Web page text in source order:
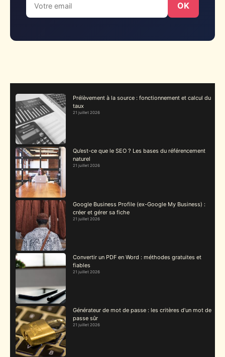
OK
Prélèvement à la source : fonctionnement et calcul du
taux
21 juillet 2026
Qu’est-ce que le SEO ? Les bases du référencement
naturel
21 juillet 2026
Google Business Profile (ex-Google My Business) :
créer et gérer sa fiche
21 juillet 2026
Convertir un PDF en Word : méthodes gratuites et
fiables
21 juillet 2026
Générateur de mot de passe : les critères d’un mot de
passe sûr
21 juillet 2026